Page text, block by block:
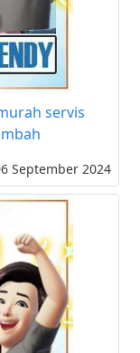
servis
September 2024